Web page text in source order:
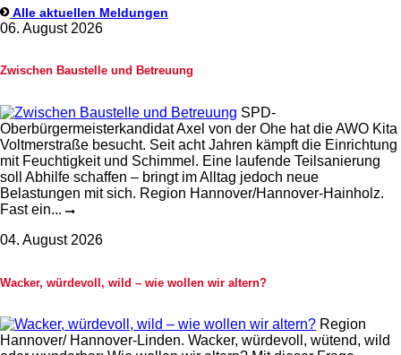
Alle aktuellen Meldungen
06. August 2026
Zwischen Baustelle und Betreuung
SPD-
Oberbürgermeisterkandidat Axel von der Ohe hat die AWO Kita
Voltmerstraße besucht. Seit acht Jahren kämpft die Einrichtung
mit Feuchtigkeit und Schimmel. Eine laufende Teilsanierung
soll Abhilfe schaffen – bringt im Alltag jedoch neue
Belastungen mit sich. Region Hannover/Hannover-Hainholz.
Fast ein...
04. August 2026
Wacker, würdevoll, wild – wie wollen wir altern?
Region
Hannover/ Hannover-Linden. Wacker, würdevoll, wütend, wild